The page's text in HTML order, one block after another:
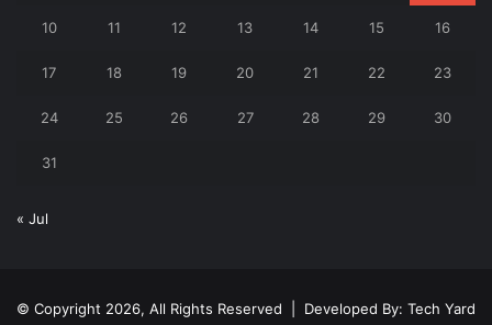
10 11 12 13 14 15 16
17 18 19 20 21 22 23
24 25 26 27 28 29 30
31
« Jul
© Copyright 2026, All Rights Reserved | Developed By: Tech Yard